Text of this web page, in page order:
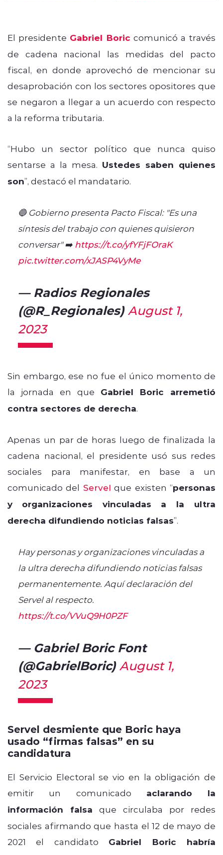
El presidente Gabriel Boric comunicó a través
de cadena nacional las medidas del pacto
fiscal, en donde aprovechó de mencionar su
desaprobación con los sectores opositores que
se negaron a llegar a un acuerdo con respecto
a la reforma tributaria.
“Hubo un sector político que nunca quiso
sentarse a la mesa. Ustedes saben quienes
son”, destacó el mandatario.
🔵 Gobierno presenta Pacto Fiscal: "Es una
síntesis del trabajo con quienes quisieron
conversar" ➡️ https://t.co/yfYFjFOraK
pic.twitter.com/xJASP4VyMe
— Radios Regionales
(@R_Regionales) August 1,
2023
Sin embargo, ese no fue el único momento de
la jornada en que Gabriel Boric arremetió
contra sectores de derecha.
Apenas un par de horas luego de finalizada la
cadena nacional, el presidente usó sus redes
sociales para manifestar, en base a un
comunicado del Servel que existen “personas
y
organizaciones vinculadas a la ultra
derecha difundiendo noticias falsas”.
Hay personas y organizaciones vinculadas a
la ultra derecha difundiendo noticias falsas
permanentemente. Aquí declaración del
Servel al respecto.
https://t.co/VVuQ9H0PZF
— Gabriel Boric Font
(@GabrielBoric) August 1,
2023
Servel desmiente que Boric haya
usado “firmas falsas” en su
candidatura
El Servicio Electoral se vio en la obligación de
emitir un comunicado aclarando la
información falsa que circulaba por redes
sociales afirmando que hasta el 12 de mayo de
2021 el candidato Gabriel Boric habría